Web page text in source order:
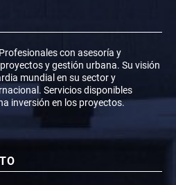
con asesoría y
y gestión urbana. Su visión
mundial en su sector y
Servicios disponibles
inversión en los proyectos.